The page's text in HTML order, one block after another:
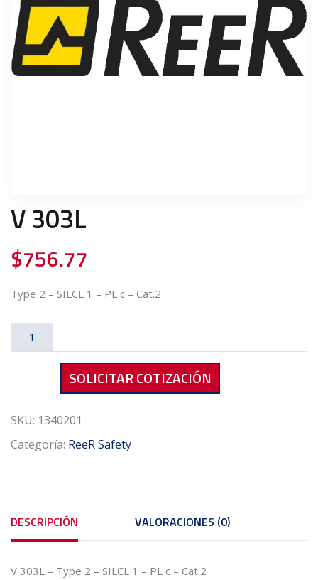
V 303L
$756.77
Type 2 – SILCL 1 – PL c – Cat.2
SOLICITAR COTIZACIÓN
SKU: 1340201
Categoría: ReeR Safety
DESCRIPCIÓN VALORACIONES (0)
V 303L – Type 2 – SILCL 1 – PL c – Cat.2